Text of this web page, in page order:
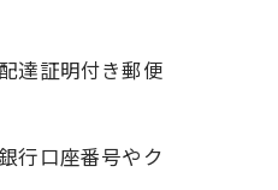
達証明付き郵便
行口座番号やク